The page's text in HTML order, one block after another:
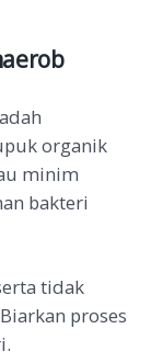
organik
minim
bakteri
tidak
proses